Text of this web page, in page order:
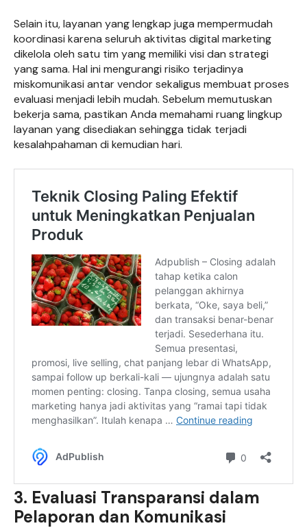
Selain itu, layanan yang lengkap juga mempermudah
koordinasi karena seluruh aktivitas digital marketing
dikelola oleh satu tim yang memiliki visi dan strategi
yang sama. Hal ini mengurangi risiko terjadinya
miskomunikasi antar vendor sekaligus membuat proses
evaluasi menjadi lebih mudah. Sebelum memutuskan
bekerja sama, pastikan Anda memahami ruang lingkup
layanan yang disediakan sehingga tidak terjadi
kesalahpahaman di kemudian hari.
3. Evaluasi Transparansi dalam
Pelaporan dan Komunikasi